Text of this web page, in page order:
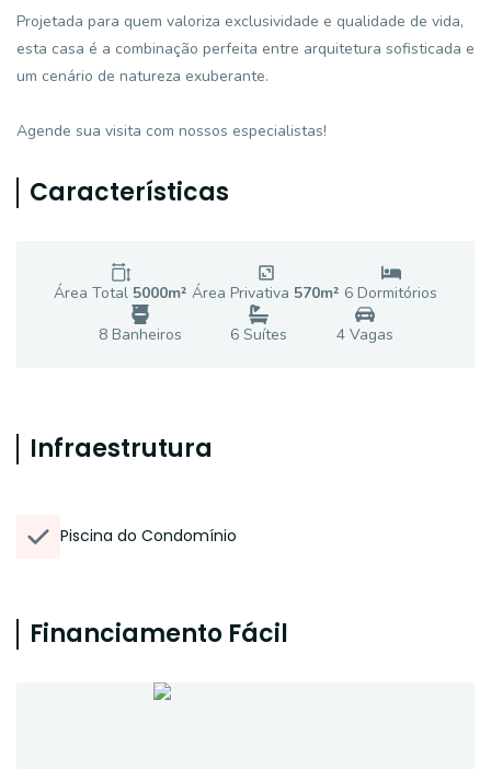
Projetada para quem valoriza exclusividade e qualidade de vida,
esta casa é a combinação perfeita entre arquitetura sofisticada e
um cenário de natureza exuberante.
Agende sua visita com nossos especialistas!
Características
Área Total 5000m² Área Privativa 570m² 6 Dormitórios
8Banheiros 6 Suítes 4Vagas
Infraestrutura
Piscina do Condomínio
Financiamento Fácil